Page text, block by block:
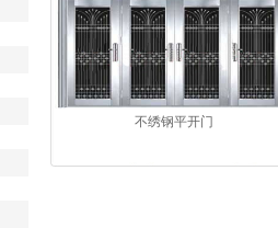
不绣钢平开门